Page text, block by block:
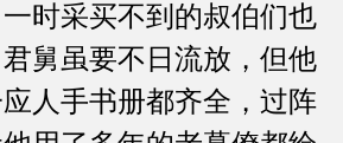
时采买不到的叔伯们也
舅虽要不日流放，但他
人手书册都齐全，过阵